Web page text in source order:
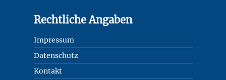
Rechtliche Angaben
Impressum
Datenschutz
Kontakt